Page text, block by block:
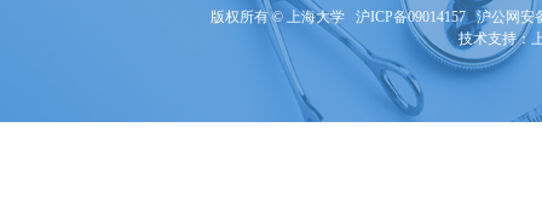
版权所有 © 上海大学 沪ICP备09014157 沪公网安
技术支持：